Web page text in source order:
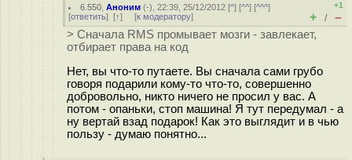
6.550 ,Аноним (-), 22:39, 25/12/2012 [^] [^^] [^^^]
[ответить] [↑] [к модератору]
+1
+ / –
> Сначала RMS промывает мозги - завлекает,
отбирает права на код
Нет, вы что-то путаете. Вы сначала сами грубо
говоря подарили кому-то что-то, совершенно
добровольно, никто ничего не просил у вас. А
потом - опаньки, стоп машина! Я тут передумал - а
ну вертай взад подарок! Как это выглядит и в чью
пользу - думаю понятно...